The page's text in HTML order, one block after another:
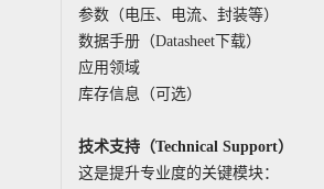
参数（电压、电流、封装等）
数据手册（Datasheet下载）
应用领域
库存信息（可选）
技术支持（Technical Support）
这是提升专业度的关键模块：